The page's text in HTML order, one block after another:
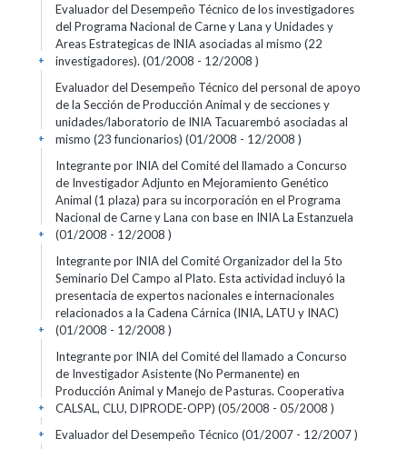
Evaluador del Desempeño Técnico de los investigadores
del Programa Nacional de Carne y Lana y Unidades y
Areas Estrategicas de INIA asociadas al mismo (22
investigadores). (01/2008 - 12/2008 )
+
Evaluador del Desempeño Técnico del personal de apoyo
de la Sección de Producción Animal y de secciones y
unidades/laboratorio de INIA Tacuarembó asociadas al
mismo (23 funcionarios) (01/2008 - 12/2008 )
+
Integrante por INIA del Comité del llamado a Concurso
de Investigador Adjunto en Mejoramiento Genético
Animal (1 plaza) para su incorporación en el Programa
Nacional de Carne y Lana con base en INIA La Estanzuela
(01/2008 - 12/2008 )
+
Integrante por INIA del Comité Organizador del la 5to
Seminario Del Campo al Plato. Esta actividad incluyó la
presentacia de expertos nacionales e internacionales
relacionados a la Cadena Cárnica (INIA, LATU y INAC)
(01/2008 - 12/2008 )
+
Integrante por INIA del Comité del llamado a Concurso
de Investigador Asistente (No Permanente) en
Producción Animal y Manejo de Pasturas. Cooperativa
CALSAL, CLU, DIPRODE-OPP) (05/2008 - 05/2008 )
+
Evaluador del Desempeño Técnico (01/2007 - 12/2007 )
+